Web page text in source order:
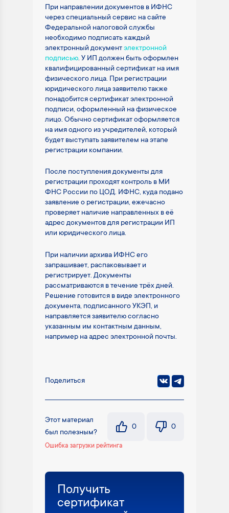
При направлении документов в ИФНС
через специальный сервис на сайте
Федеральной налоговой службы
необходимо подписать каждый
электронный документэлектронной
подписью. У ИП должен быть оформлен
квалифицированный сертификат на имя
физического лица. При регистрации
юридического лица заявителю также
понадобится сертификат электронной
подписи, оформленный на физическое
лицо. Обычно сертификат оформляется
на имя одного из учредителей, который
будет выступать заявителем на этапе
регистрации компании.
После поступления документы для
регистрации проходят контроль в МИ
ФНС России по ЦОД. ИФНС, куда подано
заявление о регистрации, ежечасно
проверяет наличие направленных в её
адрес документов для регистрации ИП
или юридического лица.
При наличии архива ИФНС его
запрашивает, распаковывает и
регистрирует. Документы
рассматриваются в течение трёх дней.
Решение готовится в виде электронного
документа, подписанного УКЭП, и
направляется заявителю согласно
указанным им контактным данным,
например на адрес электронной почты.
Поделиться
Этот материал
был полезным?
0 0
Ошибка загрузки рейтинга
Получить
сертификат